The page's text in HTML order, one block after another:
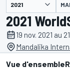
présenté par
2021
19 nov. 2021 au
Mandalika
Vue d'ensemble